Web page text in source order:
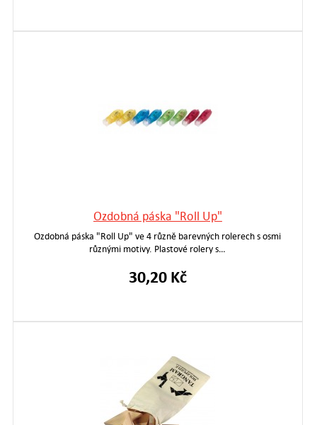
Ozdobná páska "Roll Up"
Ozdobná páska "Roll Up" ve 4 různě barevných rolerech s osmi
různými motivy. Plastové rolery s…
30,20 Kč